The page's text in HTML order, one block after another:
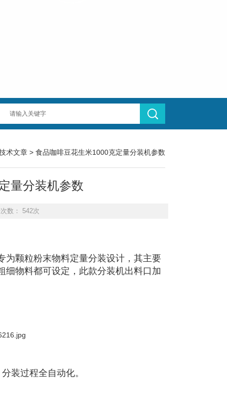
术文章 > 食品咖啡豆花生米1000克定量分装机参数
量分装机参数
数： 542次
为颗粒粉末物料定量分装设计，其主要
细物料都可设定，此款分装机出料口加
装过程全自动化。